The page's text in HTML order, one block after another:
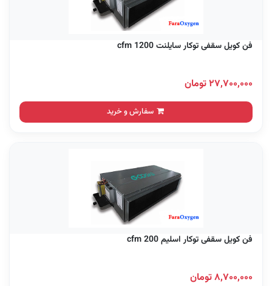
فن کویل سقفی توکار سایلنت 1200 cfm
۲۷,۷۰۰,۰۰۰ تومان
سفارش و خرید
فن کویل سقفی توکار اسلیم 200 cfm
۸,۷۰۰,۰۰۰ تومان